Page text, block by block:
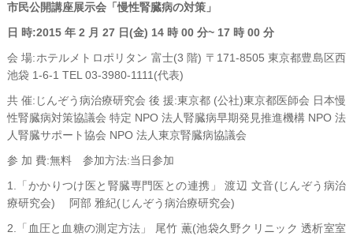
市民公開講座展示会「慢性腎臓病の対策」
日 時:2015 年 2 月 27 日(金) 14 時 00 分~ 17 時 00 分
会 場:ホテルメトロポリタン 富士(3 階) 〒171-8505 東京都豊島区西
池袋 1-6-1 TEL 03-3980-1111(代表)
共 催:じんぞう病治療研究会 後 援:東京都 (公社)東京都医師会 日本慢
性腎臓病対策協議会 特定 NPO 法人腎臓病早期発見推進機構 NPO 法
人腎臓サポート協会 NPO 法人東京腎臓病協議会
参 加 費:無料 参加方法:当日参加
1.「かかりつけ医と腎臓専門医との連携」 渡辺 文音(じんぞう病治
療研究会) 阿部 雅紀(じんぞう病治療研究会)
2.「血圧と血糖の測定方法」 尾竹 薫(池袋久野クリニック 透析室室